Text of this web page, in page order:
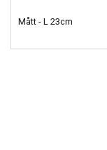
Mått - L 23cm